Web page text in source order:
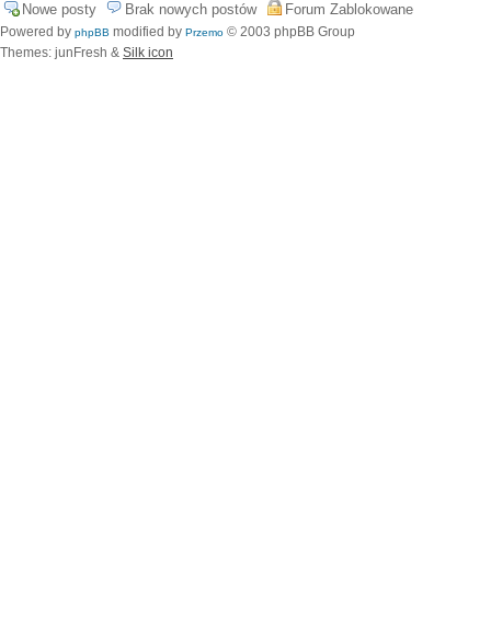
Nowe posty Brak nowych postów Forum Zablokowane
Powered by phpBB modified by Przemo © 2003 phpBB Group
Themes: junFresh & Silk icon